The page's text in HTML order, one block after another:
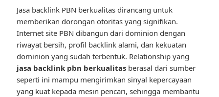
Jasa backlink PBN berkualitas dirancang untuk
memberikan dorongan otoritas yang signifikan.
Internet site PBN dibangun dari dominion dengan
riwayat bersih, profil backlink alami, dan kekuatan
dominion yang sudah terbentuk. Relationship yang
jasa backlink pbn berkualitas berasal dari sumber
seperti ini mampu mengirimkan sinyal kepercayaan
yang kuat kepada mesin pencari, sehingga membantu